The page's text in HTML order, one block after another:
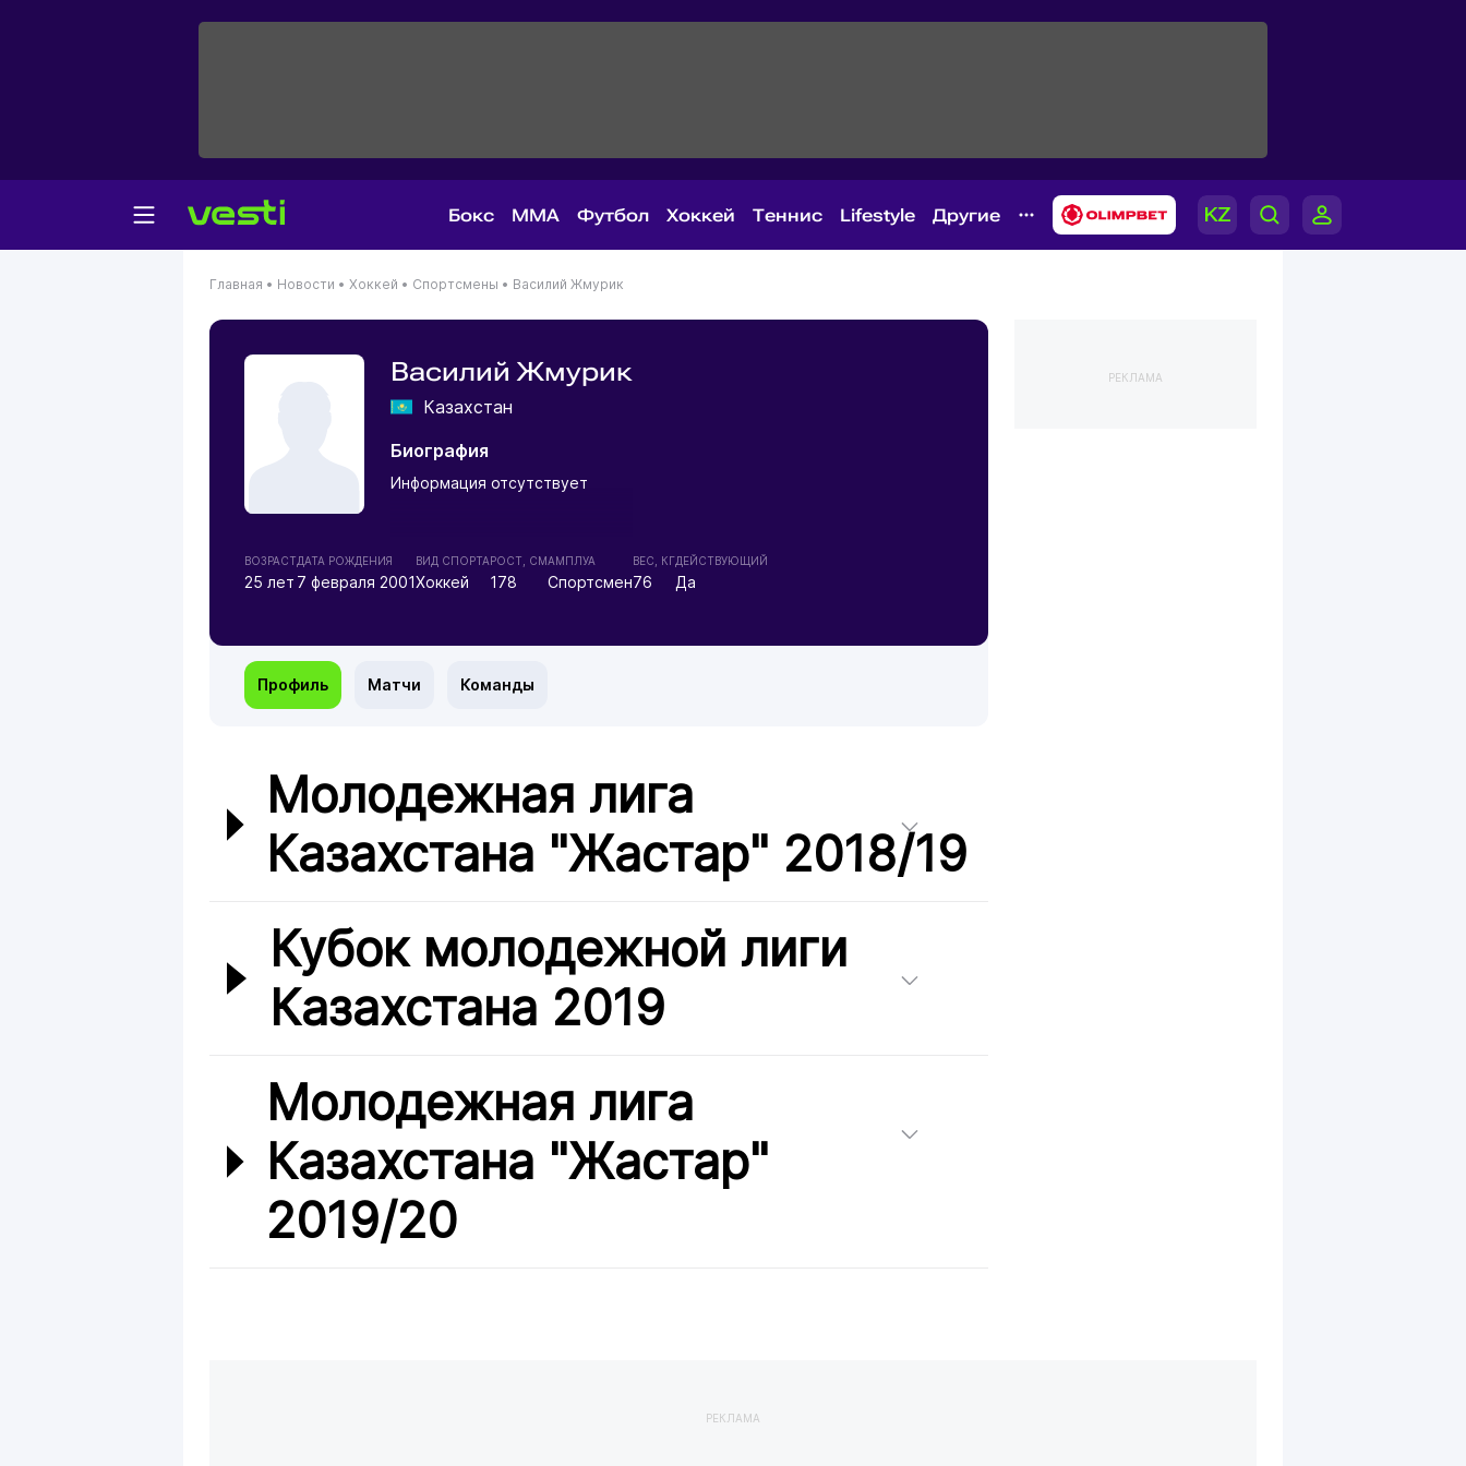
Бокс MMA Футбол Хоккей Теннис Lifestyle Другие
Главная • Новости • Хоккей • Спортсмены • Василий Жмурик
Василий Жмурик
Казахстан
Биография
Информация отсутствует
ВОЗРАСТ
25 лет
ДАТА РОЖДЕНИЯ
7 февраля 2001
ВИД СПОРТА
Хоккей
РОСТ, СМ
178
АМПЛУА
Спортсмен
ВЕС, КГ
76
ДЕЙСТВУЮЩИЙ
Да
Профиль Матчи Команды
Молодежная лига
Казахстана "Жастар" 2018/19
Кубок молодежной лиги
Казахстана 2019
Молодежная лига
Казахстана "Жастар"
2019/20
РЕКЛАМА
РЕКЛАМА